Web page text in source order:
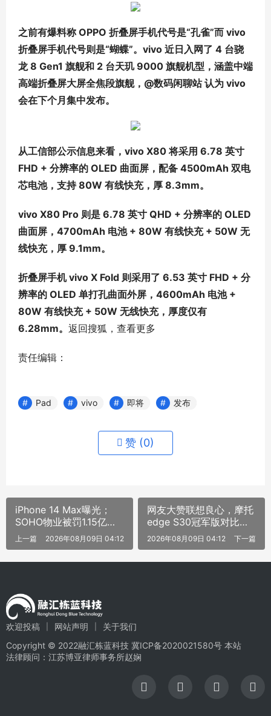
之前有爆料称 OPPO 折叠屏手机代号是“孔雀”而 vivo
折叠屏手机代号则是“蝴蝶”。vivo 近日入网了 4 台骁
龙 8 Gen1 旗舰和 2 台天玑 9000 旗舰机型，涵盖中端
高端折叠屏大屏全焦段旗舰，@数码闲聊站 认为 vivo
会在下个月集中发布。
从工信部公示信息来看，vivo X80 将采用 6.78 英寸
FHD + 分辨率的 OLED 曲面屏，配备 4500mAh 双电
芯电池，支持 80W 有线快充，厚 8.3mm。
vivo X80 Pro 则是 6.78 英寸 QHD + 分辨率的 OLED
曲面屏，4700mAh 电池 + 80W 有线快充 + 50W 无
线快充，厚 9.1mm。
折叠屏手机 vivo X Fold 则采用了 6.53 英寸 FHD + 分
辨率的 OLED 单打孔曲面外屏，4600mAh 电池 +
80W 有线快充 + 50W 无线快充，厚度仅有
6.28mm。 返回搜狐，查看更多
责任编辑：
Pad vivo 即将 发布
赞 (0)
iPhone 14 Max曝光；
SOHO物业被罚1.15亿；
小鹏回应篡改救援协议
上一篇 2026年08月09日 04:12
网友大赞联想良心，摩托
edge S30冠军版对比红
米K50，买谁？
下一篇
2026年08月09日 04:12
欢迎投稿 网站声明
关于我们
Copyright © 2022融汇栋蓝科技 冀ICP备2020021580号 本站
法律顾问：江苏博亚律师事务所赵娴